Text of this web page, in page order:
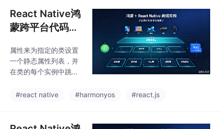
面介绍的 type()调用中
的参数相同，• base
s：这是父类的列表，将
用于构造新创建的类的
MRO。然是 type 类的
子类（参见图 3-4），
个类将在继承方面与其
React Native鸿
蒙跨平台代码中
d、不可变数组
扩展等标准 Jav
理金融数据功能
结算与贷款应用
属性来为指定的类设置
一个静态属性列表，并
在类的每个实例中跳过_
程。不幸的是，这个问
介绍的方法（使用额
#react native #harmonyos #react.js